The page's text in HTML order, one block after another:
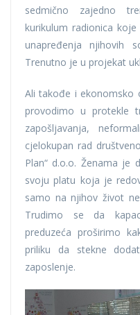
sedmično zajedno
kurikulum radionica
unapređenja njihovih
Trenutno je u projekat
Ali takođe i ekonomsko
provodimo u protekle
zapošljavanja,
cjelokupan rad
Plan“ d.o.o. Ženama je
svoju platu koja je
samo na njihov život
Trudimo se da
preduzeća proširimo
priliku da stekne
zaposlenje.